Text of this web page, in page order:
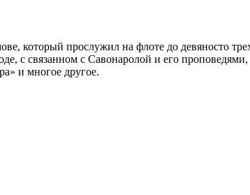
который прослужил на флоте до девяносто
с связанном с Савонаролой и его
и многое другое.